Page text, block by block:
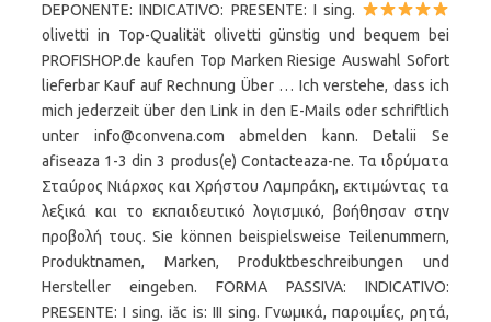
DEPONENTE: INDICATIVO: PRESENTE: I sing.
olivetti in Top-Qualität olivetti günstig und bequem bei
PROFISHOP.de kaufen Top Marken Riesige Auswahl Sofort
lieferbar Kauf auf Rechnung Über … Ich verstehe, dass ich
mich jederzeit über den Link in den E-Mails oder schriftlich
unter info@convena.com abmelden kann. Detalii Se
afiseaza 1-3 din 3 produs(e) Contacteaza-ne. Τα ιδρύματα
Σταύρος Νιάρχος και Χρήστου Λαμπράκη, εκτιμώντας τα
λεξικά και το εκπαιδευτικό λογισμικό, βοήθησαν στην
προβολή τους. Sie können beispielsweise Teilenummern,
Produktnamen, Marken, Produktbeschreibungen und
Hersteller eingeben. FORMA PASSIVA: INDICATIVO:
PRESENTE: I sing. iăc is: III sing. Γνωμικά, παροιμίες, ρητά,